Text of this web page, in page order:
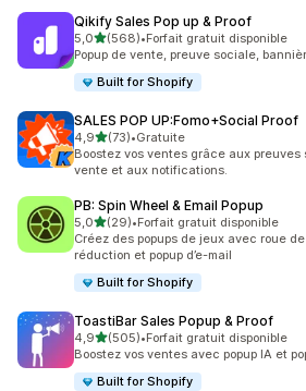
Qikify Sales Pop up & Proof
5,0étoile(s) sur 5
(568)
568 avis au total
•Forfait gratuit disponible
Popup de vente, preuve sociale,
Built for Shopify
SALES POP UP:Fomo+Social Proof
4,9étoile(s) sur 5
(73)
73 avis au total
•Gratuite
Boostez vos ventes grâce aux preuves
vente et aux notifications.
PB: Spin Wheel & Email Popup
5,0étoile(s) sur 5
(29)
29 avis au total
•Forfait gratuit disponible
Créez des popups de jeux avec roue
réduction et popup d’e-mail
Built for Shopify
ToastiBar Sales Popup & Proof
4,9étoile(s) sur 5
(505)
505 avis au total
•Forfait gratuit disponible
Boostez vos ventes avec popup IA et
Built for Shopify